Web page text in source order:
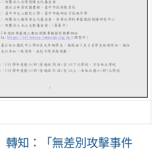
轉知：「無差別攻擊事件